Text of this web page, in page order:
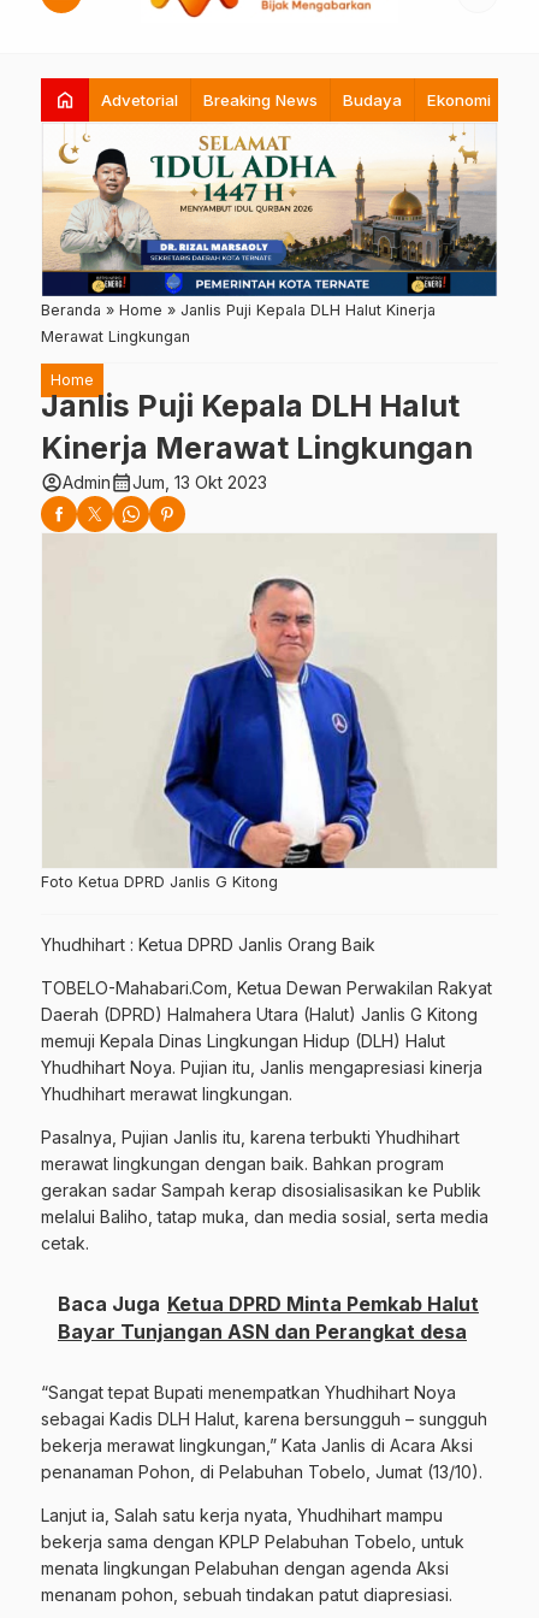
home Advetorial Breaking News Budaya Ekonomi
Beranda » Home » Janlis Puji Kepala DLH Halut Kinerja
Merawat Lingkungan
Home
Janlis Puji Kepala DLH Halut
Kinerja Merawat Lingkungan
account_circleAdmincalendar_monthJum, 13 Okt 2023
Foto Ketua DPRD Janlis G Kitong
Yhudhihart : Ketua DPRD Janlis Orang Baik
TOBELO-Mahabari.Com, Ketua Dewan Perwakilan Rakyat
Daerah (DPRD) Halmahera Utara (Halut) Janlis G Kitong
memuji Kepala Dinas Lingkungan Hidup (DLH) Halut
Yhudhihart Noya. Pujian itu, Janlis mengapresiasi kinerja
Yhudhihart merawat lingkungan.
Pasalnya, Pujian Janlis itu, karena terbukti Yhudhihart
merawat lingkungan dengan baik. Bahkan program
gerakan sadar Sampah kerap disosialisasikan ke Publik
melalui Baliho, tatap muka, dan media sosial, serta media
cetak.
Baca Juga Ketua DPRD Minta Pemkab Halut
Bayar Tunjangan ASN dan Perangkat desa
“Sangat tepat Bupati menempatkan Yhudhihart Noya
sebagai Kadis DLH Halut, karena bersungguh – sungguh
bekerja merawat lingkungan,” Kata Janlis di Acara Aksi
penanaman Pohon, di Pelabuhan Tobelo, Jumat (13/10).
Lanjut ia, Salah satu kerja nyata, Yhudhihart mampu
bekerja sama dengan KPLP Pelabuhan Tobelo, untuk
menata lingkungan Pelabuhan dengan agenda Aksi
menanam pohon, sebuah tindakan patut diapresiasi.